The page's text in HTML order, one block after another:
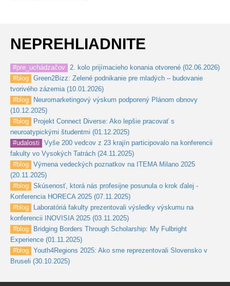
NEPREHLIADNITE
#pre_uchádzačov
2. kolo prijímacieho konania otvorené (02.06.2026)
#blog Green2Bizz: Zelené podnikanie pre mladých – budovanie
tvorivého zázemia (10.01.2026)
#blog
Neuromarketingový výskum podporený Plánom obnovy
(10.12.2025)
#blog
Projekt Connect Diverse: Ako lepšie pracovať s
neuroatypickými študentmi (01.12.2025)
#udalosti
Vyše 200 vedcov z 23 krajín participovalo na konferencii
fakulty vo Vysokých Tatrách (24.11.2025)
#blog Výmena vedeckých poznatkov na ITEMA Milano 2025
(20.11.2025)
#blog Skúsenosť, ktorá nás profesijne posunula o krok ďalej -
Konferencia HORECA 2025 (07.11.2025)
#blog
Laboratóriá fakulty prezentovali výsledky výskumu na
konferencii INOVISIA 2025 (03.11.2025)
#blog
Bridging Borders Through Scholarship: My Fulbright
Experience (01.11.2025)
#blog Youth4Regions 2025: Ako sme reprezentovali Slovensko v
Bruseli (30.10.2025)